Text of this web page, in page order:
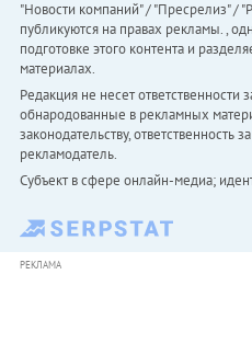
"Новости компаний" / "Пресрелиз" /
публикуются на правах рекламы. ,
подготовке этого контента и
материалах.
Редакция не несет
обнародованные в рекламных
законодательству, ответственность
рекламодатель.
Субъект в сфере онлайн-медиа;
РЕКЛАМА